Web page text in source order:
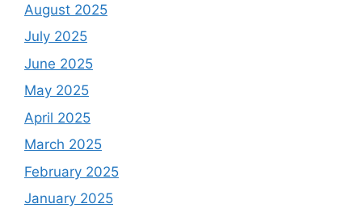
August 2025
July 2025
June 2025
May 2025
April 2025
March 2025
February 2025
January 2025